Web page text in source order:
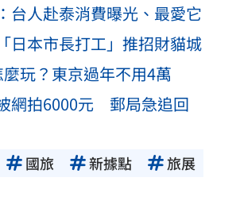
台人赴泰消費曝光、最愛它
日本市長打工」推招財貓城
玩？東京過年不用4萬
網拍6000元 郵局急追回
國旅 新據點 旅展